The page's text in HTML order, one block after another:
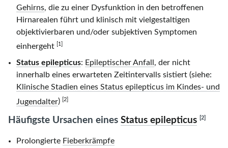
Gehirns, die zu einer Dysfunktion in den betroffenen
Hirnarealen führt und klinisch mit vielgestaltigen
objektivierbaren und/oder subjektiven Symptomen
einhergeht
[1]
Status epilepticus: Epileptischer Anfall , der nicht
innerhalb eines erwarteten Zeitintervalls sistiert (siehe:
Klinische Stadien eines Status epilepticus im Kindes- und
Jugendalter) [2]
Häufigste Ursachen eines Status epilepticus [2]
Prolongierte Fieberkrämpfe